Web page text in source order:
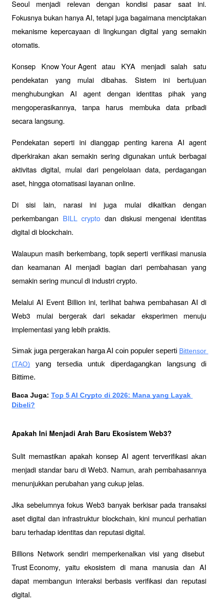
Seoul menjadi relevan dengan kondisi pasar saat ini.
Fokusnya bukan hanya AI, tetapi juga bagaimana menciptakan
mekanisme kepercayaan di lingkungan digital yang semakin
otomatis.
Konsep Know Your Agent atau KYA menjadi salah satu
pendekatan yang mulai dibahas. Sistem ini bertujuan
menghubungkan AI agent dengan identitas pihak yang
mengoperasikannya, tanpa harus membuka data pribadi
secara langsung.
Pendekatan seperti ini dianggap penting karena AI agent
diperkirakan akan semakin sering digunakan untuk berbagai
aktivitas digital, mulai dari pengelolaan data, perdagangan
aset, hingga otomatisasi layanan online.
Di sisi lain, narasi ini juga mulai dikaitkan dengan
perkembangan BILL crypto dan diskusi mengenai identitas
digital di blockchain.
Walaupun masih berkembang, topik seperti verifikasi manusia
dan keamanan AI menjadi bagian dari pembahasan yang
semakin sering muncul di industri crypto.
Melalui AI Event Billion ini, terlihat bahwa pembahasan AI di
Web3 mulai bergerak dari sekadar eksperimen menuju
implementasi yang lebih praktis.
Simak juga pergerakan harga AI coin populer seperti Bittensor
(TAO) yang tersedia untuk diperdagangkan langsung di
Bittime.
Baca Juga: Top 5 AI Crypto di 2026: Mana yang Layak
Dibeli?
Apakah Ini Menjadi Arah Baru Ekosistem Web3?
Sulit memastikan apakah konsep AI agent terverifikasi akan
menjadi standar baru di Web3. Namun, arah pembahasannya
menunjukkan perubahan yang cukup jelas.
Jika sebelumnya fokus Web3 banyak berkisar pada transaksi
aset digital dan infrastruktur blockchain, kini muncul perhatian
baru terhadap identitas dan reputasi digital.
Billions Network sendiri memperkenalkan visi yang disebut
Trust Economy, yaitu ekosistem di mana manusia dan AI
dapat membangun interaksi berbasis verifikasi dan reputasi
digital.